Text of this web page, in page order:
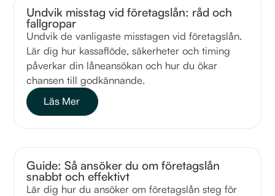
Undvik misstag vid företagslån: råd och
fallgropar
Undvik de vanligaste misstagen vid företagslån.
Lär dig hur kassaflöde, säkerheter och timing
påverkar din låneansökan och hur du ökar
chansen till godkännande.
Läs Mer
Guide: Så ansöker du om företagslån
snabbt och effektivt
Lär dig hur du ansöker om företagslån steg för